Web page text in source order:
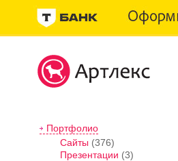
Портфолио
Сайты (376)
Презентации (3)